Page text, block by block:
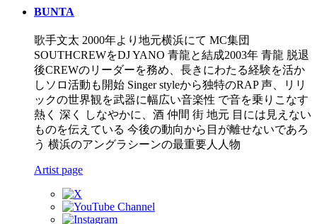
BUNTA
歌手文太 2000年より地元横浜にて MC集団
SOUTHCREWをDJ YANO 青龍と結成2003年 青龍 脱退
後CREWのリーダーを務め、長きにわたる経験を活か
しソロ活動も開始 Singer styleから独特のRAP 声、リリ
ックの世界観を武器に幅広い音楽性 で音を乗りこなす
熱く 深く しなやかに、酒 仲間 街 地元 目には見えない
ものを伝えている 今後の動向から目が離せないであろ
う 横浜のアングラシーンの最重要人人物
Artist page